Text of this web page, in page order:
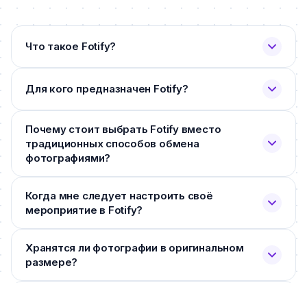
Что такое Fotify?
Для кого предназначен Fotify?
Почему стоит выбрать Fotify вместо
традиционных способов обмена
фотографиями?
Когда мне следует настроить своё
мероприятие в Fotify?
Хранятся ли фотографии в оригинальном
размере?